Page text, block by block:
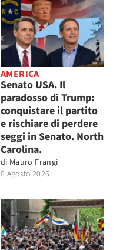
AMERICA
Senato USA. Il
paradosso di Trump:
conquistare il partito
e rischiare di perdere
seggi in Senato. North
Carolina.
di Mauro Frangi
8 Agosto 2026